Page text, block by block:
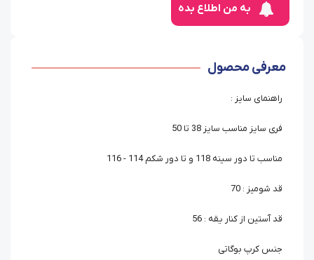
به من اطلاع بده
معرفی محصول
راهنمای سایز :
فری سایز مناسب سایز 38 تا 50
مناسب تا دور سینه 118 و تا دور شکم 114 - 116
قد شومیز : 70
قد آستین از کنار یقه : 56
جنس کرپ بوگاتی